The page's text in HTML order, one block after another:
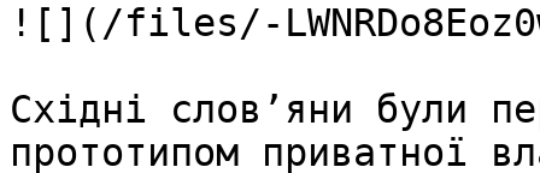
![](/files/-
Східні слов’яни були
прототипом приватної